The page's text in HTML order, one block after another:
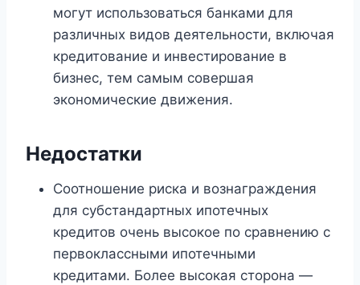
могут использоваться банками для
различных видов деятельности, включая
кредитование и инвестирование в
бизнес, тем самым совершая
экономические движения.
Недостатки
Соотношение риска и вознаграждения
для субстандартных ипотечных
кредитов очень высокое по сравнению с
первоклассными ипотечными
кредитами. Более высокая сторона —